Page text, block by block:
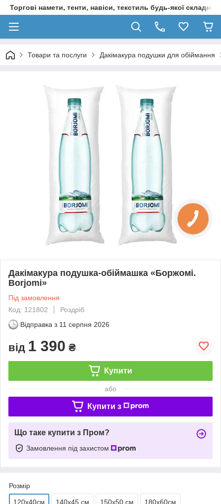
Торгові намети, тенти, навіси, текстиль будь-якої
Товари та послуги Дакімакура подушки для обіймання
Дакімакура подушка-обіймашка «Боржомі.
Borjomi»
Під замовлення
Код: 121802
Роздріб
Відправка з 11 серпня 2026
від 1 390 ₴
Купити
або
Купити з
Що таке купити з Пром?
Замовлення під захистом
Розмір
120х40см 140х45 см 150х50 см 180х60см